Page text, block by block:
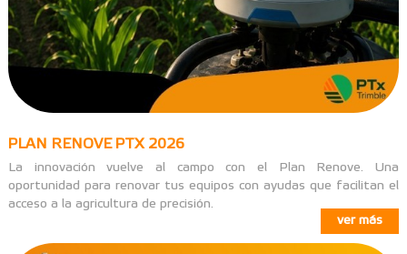
PLAN RENOVE PTX 2026
La innovación vuelve al campo con el Plan Renove. Una
oportunidad para renovar tus equipos con ayudas que facilitan el
acceso a la agricultura de precisión.
ver más